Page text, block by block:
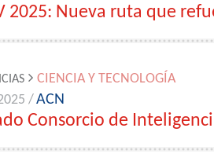
2025: Nueva ruta que
CIENCIA Y TECNOLOGÍA
/ACN
Consorcio de